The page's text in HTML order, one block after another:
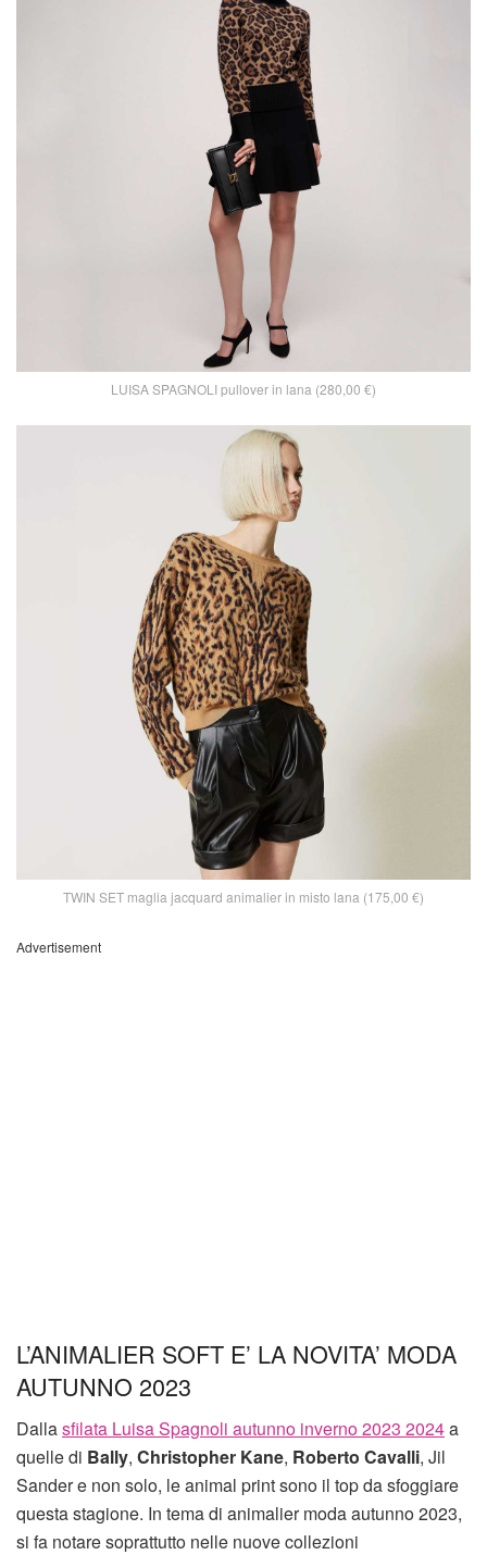
LUISA SPAGNOLI pullover in lana (280,00 €)
TWIN SET maglia jacquard animalier in misto lana (175,00 €)
Advertisement
L’ANIMALIER SOFT E’ LA NOVITA’ MODA
AUTUNNO 2023
Dallasfilata Luisa Spagnoli autunno inverno 2023 2024a
quelle di Bally, Christopher Kane, Roberto Cavalli, Jil
Sander e non solo, le animal print sono il top da sfoggiare
questa stagione. In tema di animalier moda autunno 2023,
si fa notare soprattutto nelle nuove collezioni